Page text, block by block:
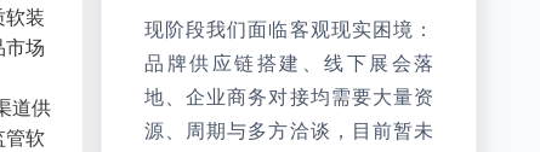
软装
市场
道供
管软
现阶段我们面临客观现实困境：
品牌供应链搭建、线下展会落
地、企业商务对接均需要大量资
源、周期与多方洽谈，目前暂未